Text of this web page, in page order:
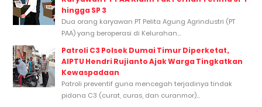
hingga SP 3
Dua orang karyawan PT Pelita Agung Agrindustri (PT
PAA) yang beroperasi di Kelurahan...
Patroli C3 Polsek Dumai Timur Diperketat,
AIPTU Hendri Rujianto Ajak Warga Tingkatkan
Kewaspadaan
Patroli preventif guna mencegah terjadinya tindak
pidana C3 (curat, curas, dan curanmor)...